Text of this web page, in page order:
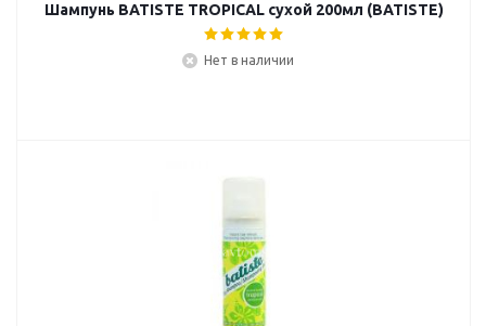
Шампунь BATISTE TROPICAL сухой 200мл (BATISTE)
Нет в наличии